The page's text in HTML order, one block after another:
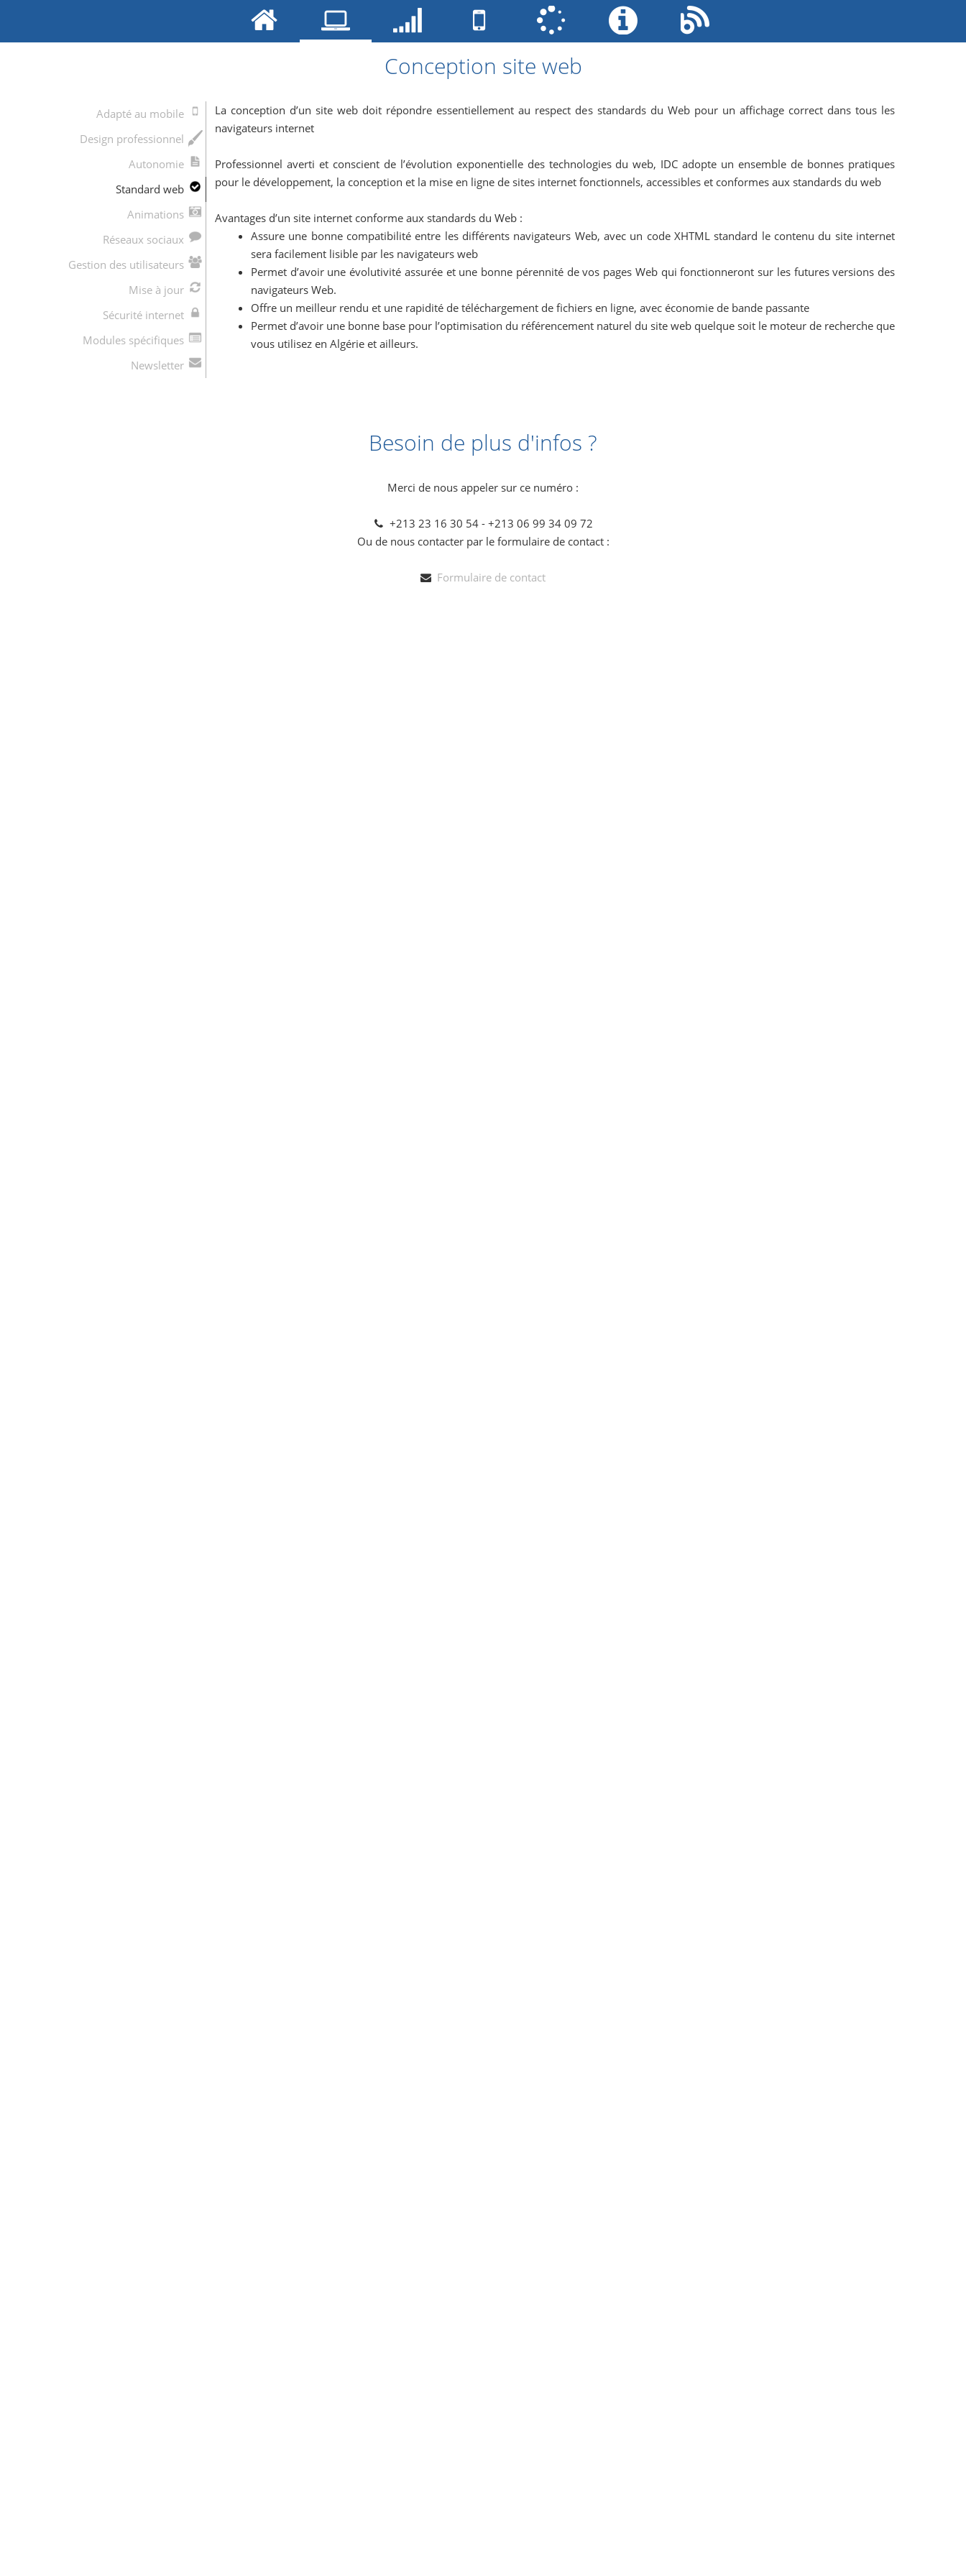
Conception site web
Adapté au mobile
Design professionnel
Autonomie
Standard web
Animations
Réseaux sociaux
Gestion des utilisateurs
Mise à jour
Sécurité internet
Modules spécifiques
Newsletter
La conception d’un site web doit répondre essentiellement au respect des standards du Web pour un affichage correct dans tous les
navigateurs internet
Professionnel averti et conscient de l’évolution exponentielle des technologies du web, IDC adopte un ensemble de bonnes pratiques
pour le développement, la conception et la mise en ligne de sites internet fonctionnels, accessibles et conformes aux standards du web
Avantages d’un site internet conforme aux standards du Web :
Assure une bonne compatibilité entre les différents navigateurs Web, avec un code XHTML standard le contenu du site internet
sera facilement lisible par les navigateurs web
Permet d’avoir une évolutivité assurée et une bonne pérennité de vos pages Web qui fonctionneront sur les futures versions des
navigateurs Web.
Offre un meilleur rendu et une rapidité de téléchargement de fichiers en ligne, avec économie de bande passante
Permet d’avoir une bonne base pour l’optimisation du référencement naturel du site web quelque soit le moteur de recherche que
vous utilisez en Algérie et ailleurs.
Besoin de plus d'infos ?
Merci de nous appeler sur ce numéro :
+213 23 16 30 54 - +213 06 99 34 09 72
Ou de nous contacter par le formulaire de contact :
Formulaire de contact